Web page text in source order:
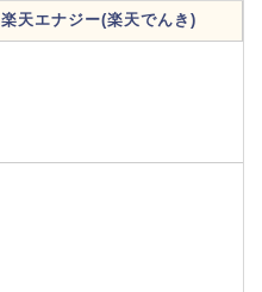
楽天エナジー(楽天でんき)